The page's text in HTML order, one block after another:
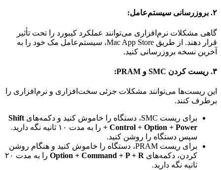
۲. بروزرسانی سیستم‌عامل:
گاهی مشکلات نرم‌افزاری می‌توانند عملکرد کیبورد را تحت تأثیر
قرار دهند. از طریق Mac App Store، سیستم‌عامل مک خود را به
آخرین نسخه بروزرسانی کنید.
۳. ریست کردن SMC و PRAM:
این ریست‌ها می‌توانند مشکلات جزئی سخت‌افزاری و نرم‌افزاری را
برطرف کنند.
برای ریست SMC، دستگاه را خاموش کنید و دکمه‌های
Shift
+ Control + Option + Power
را به مدت ۱۰ ثانیه نگه دارید.
سپس دستگاه را روشن کنید.
برای ریست PRAM، دستگاه را خاموش کنید و هنگام روشن
کردن، دکمه‌های Option + Command + P + R
را به مدت ۲۰
ثانیه نگه دارید.